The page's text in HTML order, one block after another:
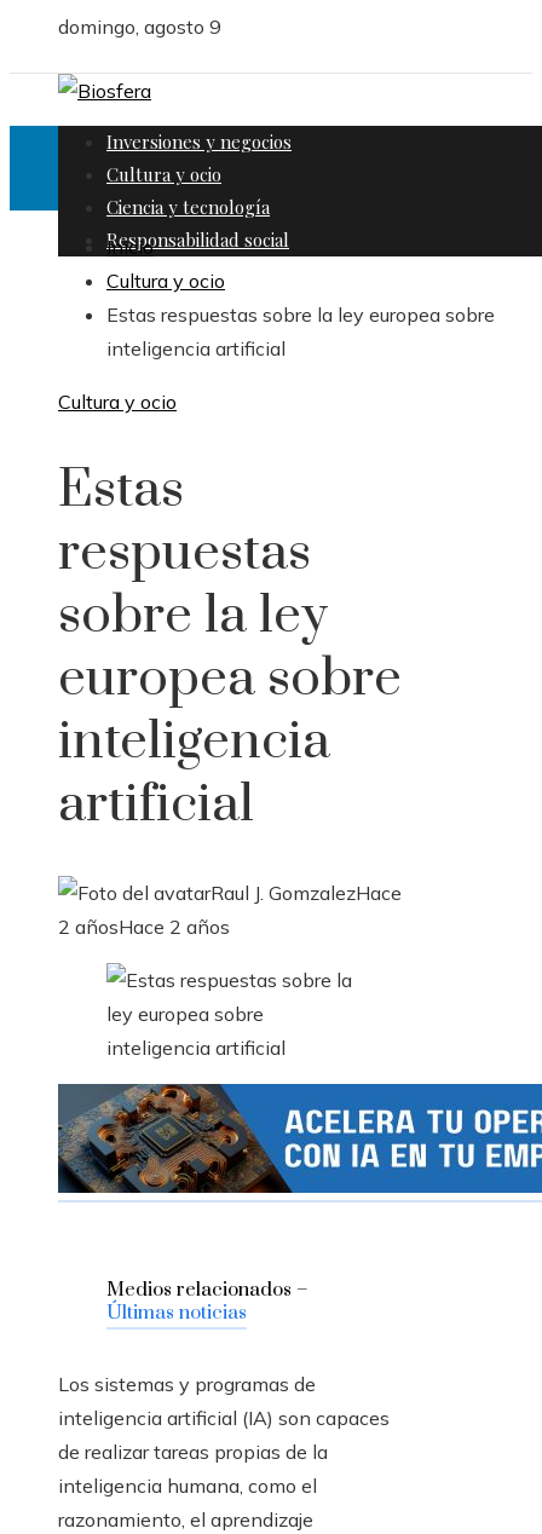
domingo, agosto 9
Inversiones y negocios
Cultura y ocio
Ciencia y tecnología
Responsabilidad social
Inicio
Cultura y ocio
Estas respuestas sobre la ley europea sobre
inteligencia artificial
Cultura y ocio
Estas
respuestas
sobre la ley
europea sobre
inteligencia
artificial
Raul J. GomzalezHace
2 añosHace 2 años
Medios relacionados –
Últimas noticias
Los sistemas y programas de
inteligencia artificial (IA) son capaces
de realizar tareas propias de la
inteligencia humana, como el
razonamiento, el aprendizaje